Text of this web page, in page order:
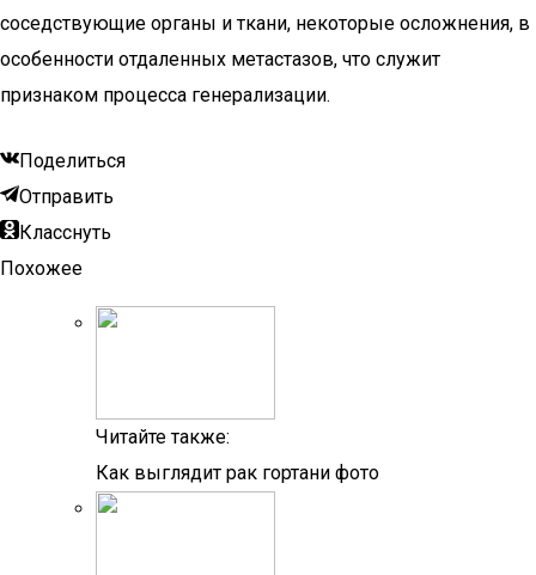
соседствующие органы и ткани, некоторые осложнения, в
особенности отдаленных метастазов, что служит
признаком процесса генерализации.
Поделиться
Отправить
Класснуть
Похожее
Читайте также:
Как выглядит рак гортани фото